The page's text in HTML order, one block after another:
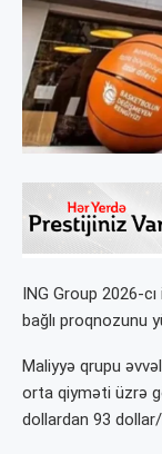
ING Group 2026-
bağlı proqnozunu
Maliyyə qrupu
orta qiyməti üzrə
dollardan 93 dollar/